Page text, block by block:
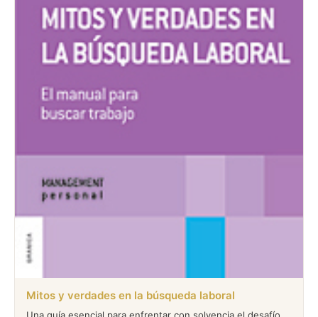
Mitos y verdades en la búsqueda laboral